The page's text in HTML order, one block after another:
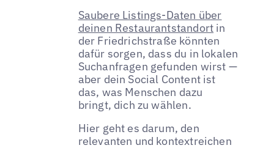
Saubere Listings-Daten über
deinen Restaurantstandort in
der Friedrichstraße könnten
dafür sorgen, dass du in lokalen
Suchanfragen gefunden wirst —
aber dein Social Content ist
das, was Menschen dazu
bringt, dich zu wählen.
Hier geht es darum, den
relevanten und kontextreichen